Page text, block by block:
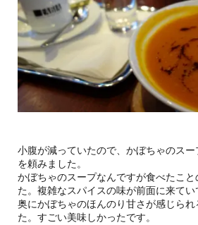
小腹が減っていたので、かぼちゃのス
を頼みました。
かぼちゃのスープなんですが食べたこ
た。複雑なスパイスの味が前面に来てい
奥にかぼちゃのほんのり甘さが感じら
た。すごい美味しかったです。